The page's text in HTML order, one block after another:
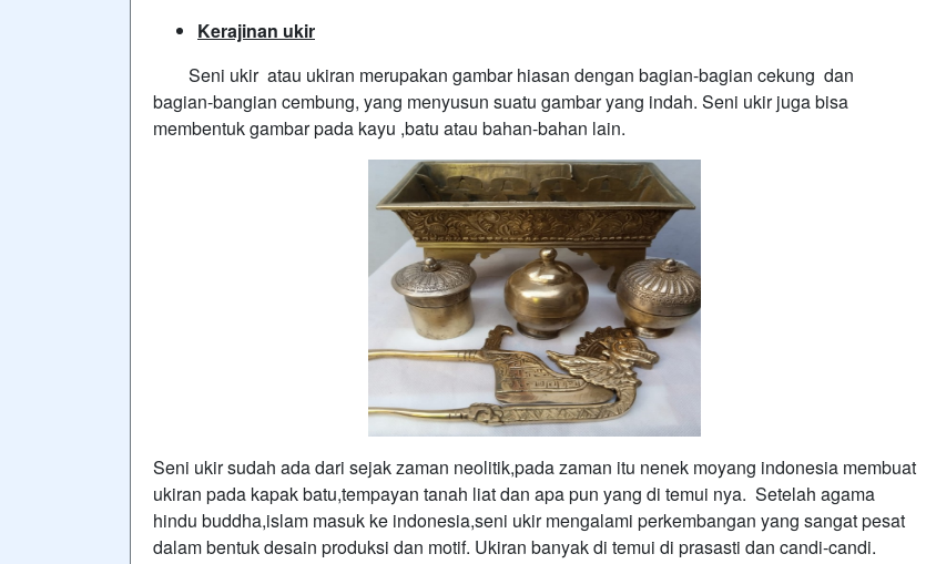
Kerajinan ukir
Seni ukir atau ukiran merupakan gambar hiasan dengan bagian-bagian cekung dan
bagian-bangian cembung, yang menyusun suatu gambar yang indah. Seni ukir juga bisa
membentuk gambar pada kayu ,batu atau bahan-bahan lain.
Seni ukir sudah ada dari sejak zaman neolitik,pada zaman itu nenek moyang indonesia membuat
ukiran pada kapak batu,tempayan tanah liat dan apa pun yang di temui nya. Setelah agama
hindu buddha,islam masuk ke indonesia,seni ukir mengalami perkembangan yang sangat pesat
dalam bentuk desain produksi dan motif. Ukiran banyak di temui di prasasti dan candi-candi.